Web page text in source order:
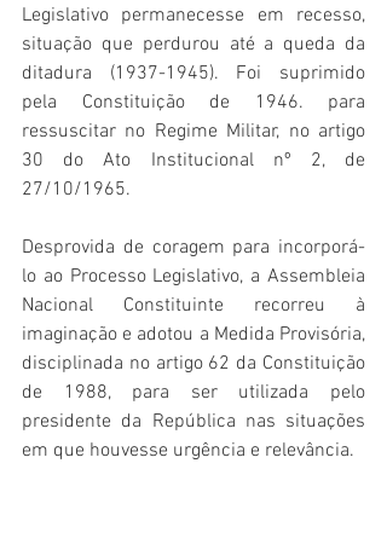
Legislativo permanecesse em recesso,
situação que perdurou até a queda da
ditadura (1937-1945). Foi suprimido
pela Constituição de 1946. para
ressuscitar no Regime Militar, no artigo
30 do Ato Institucional nº 2, de
27/10/1965.
Desprovida de coragem para incorporá-
lo ao Processo Legislativo, a Assembleia
Nacional Constituinte recorreu à
imaginação e adotou a Medida Provisória,
disciplinada no artigo 62 da Constituição
de 1988, para ser utilizada pelo
presidente da República nas situações
em que houvesse urgência e relevância.